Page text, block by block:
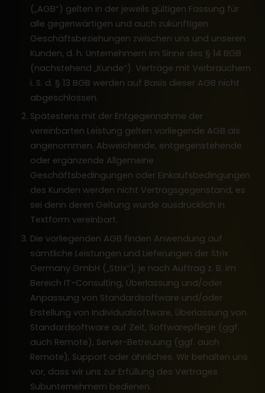
(„AGB“) gelten in der jeweils gültigen Fassung für
alle gegenwärtigen und auch zukünftigen
Geschäftsbeziehungen zwischen uns und unseren
Kunden, d. h. Unternehmern im Sinne des § 14 BGB
(nachstehend „Kunde“). Verträge mit Verbrauchern
i. S. d. § 13 BGB werden auf Basis dieser AGB nicht
abgeschlossen.
Spätestens mit der Entgegennahme der
vereinbarten Leistung gelten vorliegende AGB als
angenommen. Abweichende, entgegenstehende
oder ergänzende Allgemeine
Geschäftsbedingungen oder Einkaufsbedingungen
des Kunden werden nicht Vertragsgegenstand, es
sei denn deren Geltung wurde ausdrücklich in
Textform vereinbart.
Die vorliegenden AGB finden Anwendung auf
sämtliche Leistungen und Lieferungen der Strix
Germany GmbH („Strix“), je nach Auftrag z. B. im
Bereich IT-Consulting, Überlassung und/oder
Anpassung von Standardsoftware und/oder
Erstellung von Individualsoftware, Überlassung von
Standardsoftware auf Zeit, Softwarepflege (ggf.
auch Remote), Server-Betreuung (ggf. auch
Remote), Support oder ähnliches. Wir behalten uns
vor, dass wir uns zur Erfüllung des Vertrages
Subunternehmern bedienen.